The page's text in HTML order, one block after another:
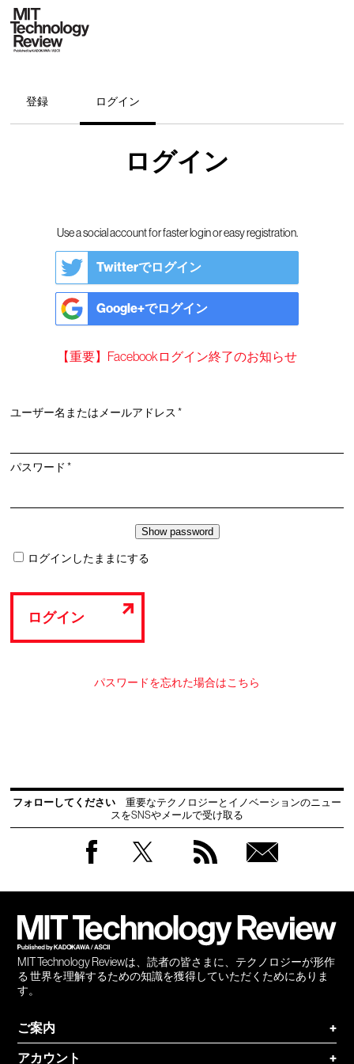
登録 ログイン
ログイン
Use a social account for faster login or easy registration.
Twitterでログイン
Google+でログイン
【重要】Facebookログイン終了のお知らせ
ユーザー名またはメールアドレス*必
パスワード*必
ログインしたままにする
ログイン
パスワードを忘れた場合はこちら
フォローしてください
重要なテクノロジーとイノベーションのニュー
スをSNSやメールで受け取る
MIT Technology Reviewは、読者の皆さまに、テクノロジーが形作
る 世界を理解するための知識を獲得していただくためにありま
す。
ご案内
+
アカウント
+